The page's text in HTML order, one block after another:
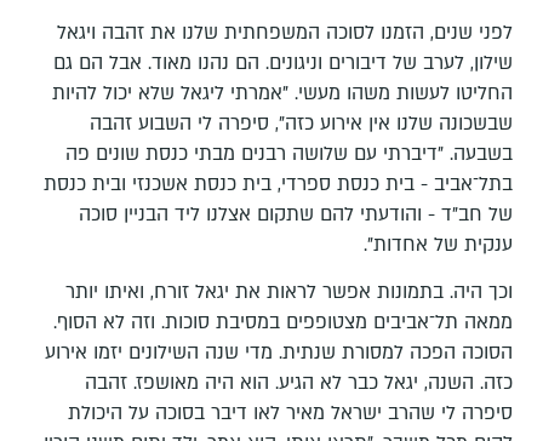
לפני שנים, הזמנו לסוכה המשפחתית שלנו את זהבה ויגאל
שילון, לערב של דיבורים וניגונים. הם נהנו מאוד. אבל הם גם
החליטו לעשות משהו מעשי. "אמרתי ליגאל שלא יכול להיות
שבשכונה שלנו אין אירוע כזה", סיפרה לי השבוע זהבה
בשבעה. "דיברתי עם שלושה רבנים מבתי כנסת שונים פה
בתל־אביב - בית כנסת ספרדי, בית כנסת אשכנזי ובית כנסת
של חב"ד - והודעתי להם שתקום אצלנו ליד הבניין סוכה
ענקית של אחדות".
וכך היה. בתמונות אפשר לראות את יגאל זורח, ואיתו יותר
ממאה תל־אביבים מצטופפים במסיבת סוכות. וזה לא הסוף.
הסוכה הפכה למסורת שנתית. מדי שנה השילונים יזמו אירוע
כזה. השנה, יגאל כבר לא הגיע. הוא היה מאושפז. זהבה
סיפרה לי שהרב ישראל מאיר לאו דיבר בסוכה על היכולת